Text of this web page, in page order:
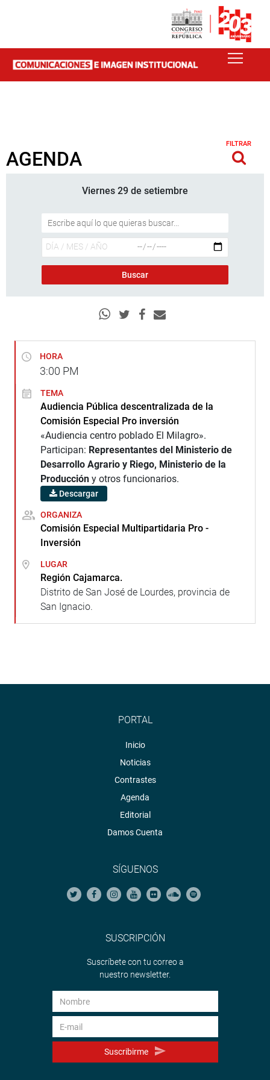
AGENDA
FILTRAR
Viernes 29 de setiembre
HORA
3:00 PM
TEMA
Audiencia Pública descentralizada de la
Comisión Especial Pro inversión
«Audiencia centro poblado El Milagro».
Participan: Representantes del Ministerio de
Desarrollo Agrario y Riego, Ministerio de la
Producción y otros funcionarios.
Descargar
ORGANIZA
Comisión Especial Multipartidaria Pro -
Inversión
LUGAR
Región Cajamarca.
Distrito de San José de Lourdes, provincia de
San Ignacio.
PORTAL
Inicio
Noticias
Contrastes
Agenda
Editorial
Damos Cuenta
SÍGUENOS
SUSCRIPCIÓN
Suscríbete con tu correo a
nuestro newsletter.
Suscribirme